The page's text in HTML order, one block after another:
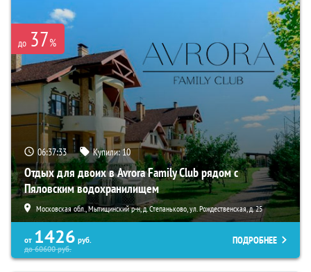
до 37%
06:37:31 Купили:10
Отдых для двоих в Avrora Family Club рядом с
Пяловским водохранилищем
Московская обл., Мытищинский р-н, д. Степаньково, ул. Рождественская, д. 25
от 1426 руб.
до60600руб.
ПОДРОБНЕЕ